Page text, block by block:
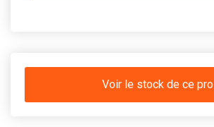
Voir le stock de ce pro